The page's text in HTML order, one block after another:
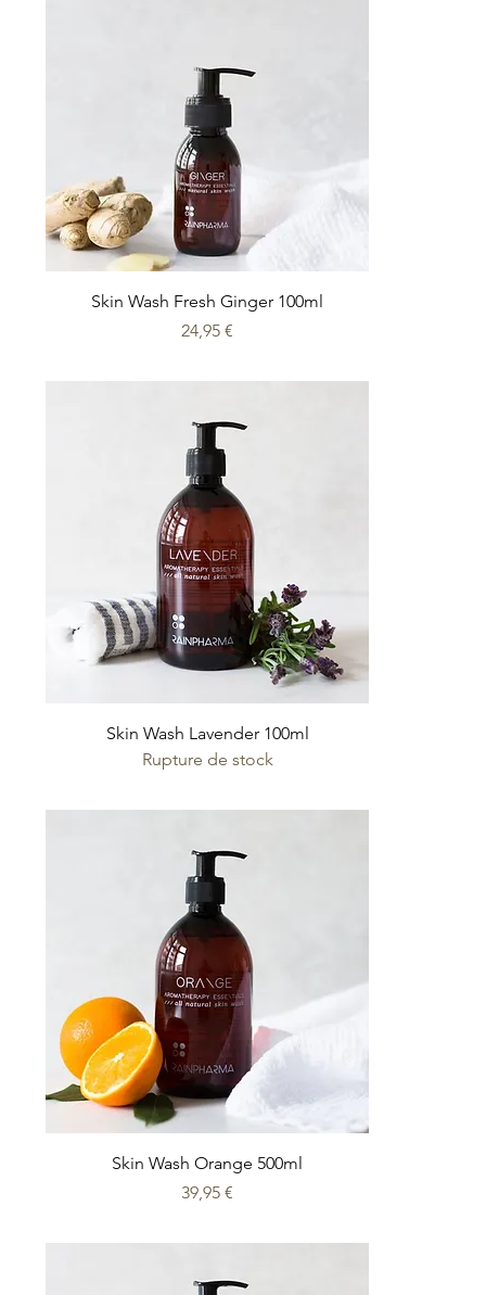
Skin Wash Fresh Ginger 100ml
Prix
24,95 €
Skin Wash Lavender 100ml
Rupture de stock
Skin Wash Orange 500ml
Prix
39,95 €